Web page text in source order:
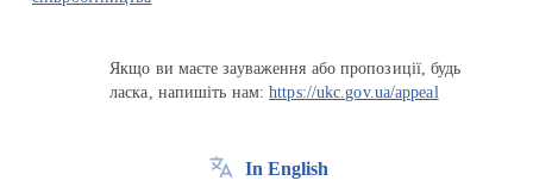
Якщо ви маєте зауваження або пропозиції, будь
ласка, напишіть нам:https://ukc.gov.ua/appeal
In English